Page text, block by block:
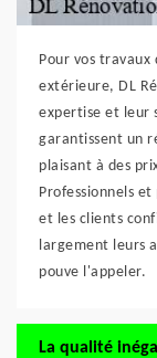
Pour vos
extérieure, DL
expertise et leur
garantissent un
plaisant à des
Professionnels
et les clients
largement leurs
pouve l'appeler.
La qualité